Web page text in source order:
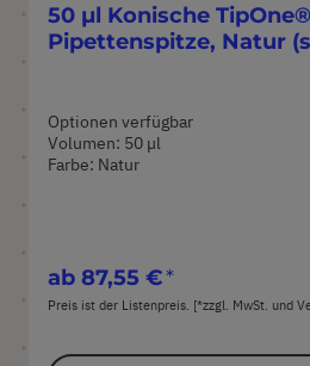
50 µl Konische
Pipettenspitze, Natur
Optionen verfügbar
Volumen: 50 µl
Farbe: Natur
ab 87,55 €
Preis ist der Listenpreis. [*zzgl. MwSt. und